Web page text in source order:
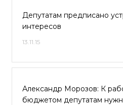
Депутатам предписано
интересов
13.11.15
Александр Морозов: К
бюджетом депутатам